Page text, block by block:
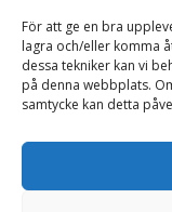
För att ge en bra
lagra och/eller komma
dessa tekniker kan vi
på denna webbplats.
samtycke kan detta
Det finns inga
Bli först med